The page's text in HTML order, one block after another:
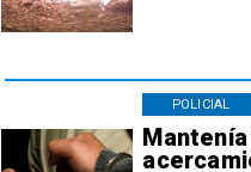
POLICIAL